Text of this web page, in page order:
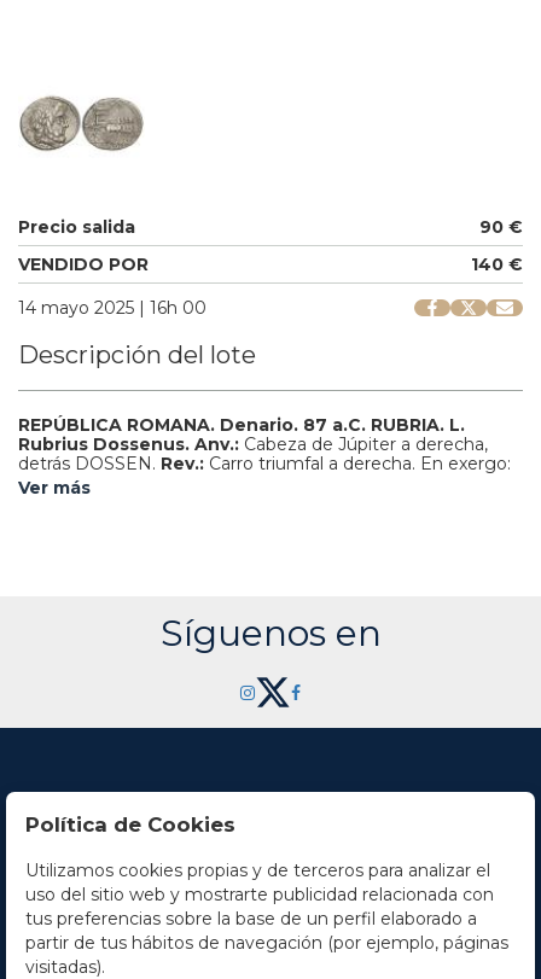
Precio salida
90 €
VENDIDO POR
140 €
14 mayo 2025 | 16h 00
Descripción del lote
REPÚBLICA ROMANA. Denario. 87 a.C. RUBRIA. L.
Rubrius Dossenus. Anv.: Cabeza de Júpiter a derecha,
detrás DOSSEN. Rev.: Carro triumfal a derecha. En exergo:
L. RVBRI.
Ver más
Síguenos en
Contacto
Horario
La empresa
Política de Cookies
Utilizamos cookies propias y de terceros para analizar el
uso del sitio web y mostrarte publicidad relacionada con
tus preferencias sobre la base de un perfil elaborado a
partir de tus hábitos de navegación (por ejemplo, páginas
visitadas).